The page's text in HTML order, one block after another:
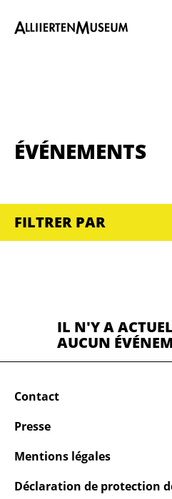
ÉVÉNEMENTS
FILTRER PAR
IL N'Y A
AUCUN
Contact
Presse
Mentions légales
Déclaration de protection